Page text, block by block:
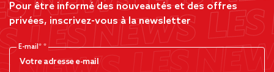
Pour être informé des nouveautés et des offres
privées, inscrivez-vous à la newsletter
E-mail*